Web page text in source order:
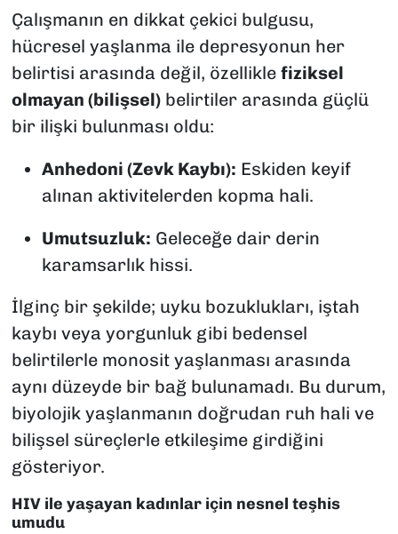
Çalışmanın en dikkat çekici bulgusu,
hücresel yaşlanma ile depresyonun her
belirtisi arasında değil, özellikle fiziksel
olmayan (bilişsel)belirtiler arasında güçlü
bir ilişki bulunması oldu:
Anhedoni (Zevk Kaybı): Eskiden keyif
alınan aktivitelerden kopma hali.
Umutsuzluk: Geleceğe dair derin
karamsarlık hissi.
İlginç bir şekilde; uyku bozuklukları, iştah
kaybı veya yorgunluk gibi bedensel
belirtilerle monosit yaşlanması arasında
aynı düzeyde bir bağ bulunamadı. Bu durum,
biyolojik yaşlanmanın doğrudan ruh hali ve
bilişsel süreçlerle etkileşime girdiğini
gösteriyor.
HIV ile yaşayan kadınlar için nesnel teşhis
umudu